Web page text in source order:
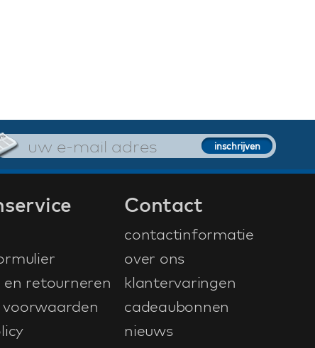
en retourneren
voorwaarden
Contact
contactinformatie
over ons
klantervaringen
cadeaubonnen
nieuws